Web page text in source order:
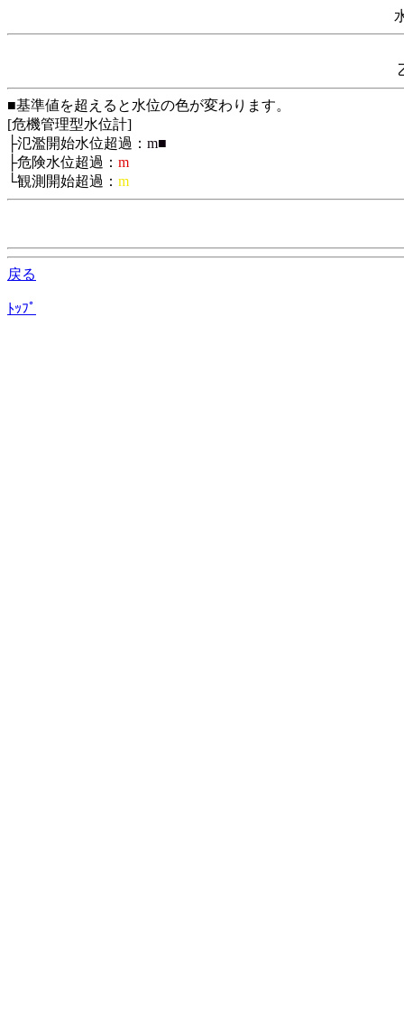
■基準値を超えると水位の色が変わります。
[危機管理型水位計]
├氾濫開始水位超過： m■
├危険水位超過： m
└観測開始超過： m
戻る
ﾄｯﾌﾟ